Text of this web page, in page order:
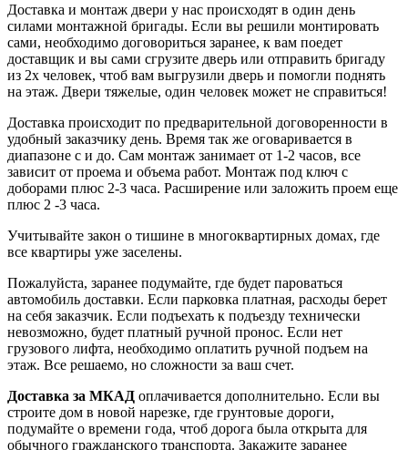
Доставка и монтаж двери у нас происходят в один день
силами монтажной бригады. Если вы решили монтировать
сами, необходимо договориться заранее, к вам поедет
доставщик и вы сами сгрузите дверь или отправить бригаду
из 2х человек, чтоб вам выгрузили дверь и помогли поднять
на этаж. Двери тяжелые, один человек может не справиться!
Доставка происходит по предварительной договоренности в
удобный заказчику день. Время так же оговаривается в
диапазоне с и до. Сам монтаж занимает от 1-2 часов, все
зависит от проема и объема работ. Монтаж под ключ с
доборами плюс 2-3 часа. Расширение или заложить проем еще
плюс 2 -3 часа.
Учитывайте закон о тишине в многоквартирных домах, где
все квартиры уже заселены.
Пожалуйста, заранее подумайте, где будет пароваться
автомобиль доставки. Если парковка платная, расходы берет
на себя заказчик. Если подъехать к подъезду технически
невозможно, будет платный ручной пронос. Если нет
грузового лифта, необходимо оплатить ручной подъем на
этаж. Все решаемо, но сложности за ваш счет.
Доставка за МКАД оплачивается дополнительно. Если вы
строите дом в новой нарезке, где грунтовые дороги,
подумайте о времени года, чтоб дорога была открыта для
обычного гражданского транспорта. Закажите заранее